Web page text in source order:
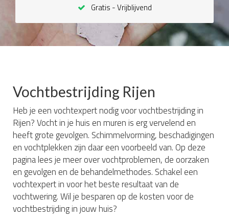
Gratis - Vrijblijvend
Vochtbestrijding Rijen
Heb je een vochtexpert nodig voor vochtbestrijding in
Rijen? Vocht in je huis en muren is erg vervelend en
heeft grote gevolgen. Schimmelvorming, beschadigingen
en vochtplekken zijn daar een voorbeeld van. Op deze
pagina lees je meer over vochtproblemen, de oorzaken
en gevolgen en de behandelmethodes. Schakel een
vochtexpert in voor het beste resultaat van de
vochtwering. Wil je besparen op de kosten voor de
vochtbestrijding in jouw huis?